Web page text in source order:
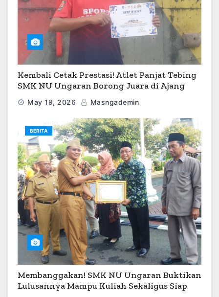
Kembali Cetak Prestasi! Atlet Panjat Tebing
SMK NU Ungaran Borong Juara di Ajang
May 19, 2026 Masngademin
BERITA
Membanggakan! SMK NU Ungaran Buktikan
Lulusannya Mampu Kuliah Sekaligus Siap